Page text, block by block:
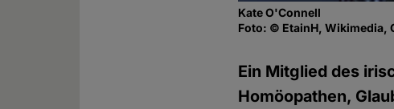
Kate O'Connell
Foto: © EtainH, Wikimedia,
Ein Mitglied des
Homöopathen,